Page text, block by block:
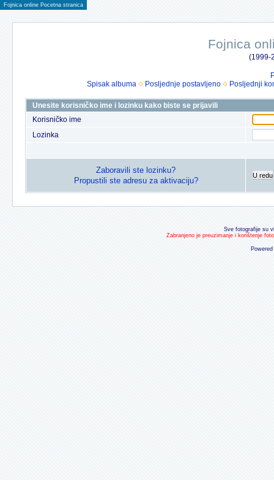
Fojnica online Pocetna stranica
Fojnica
(1999-
Spisak albuma
Posljednje postavljeno Posljednji
Unesite korisničko ime i lozinku kako biste se prijavili
Korisničko ime
Lozinka
Zaboravili ste lozinku?
Propustili ste adresu za aktivaciju?
U redu
Sve fotografije su
Zabranjeno je preuzimanje i korištenje